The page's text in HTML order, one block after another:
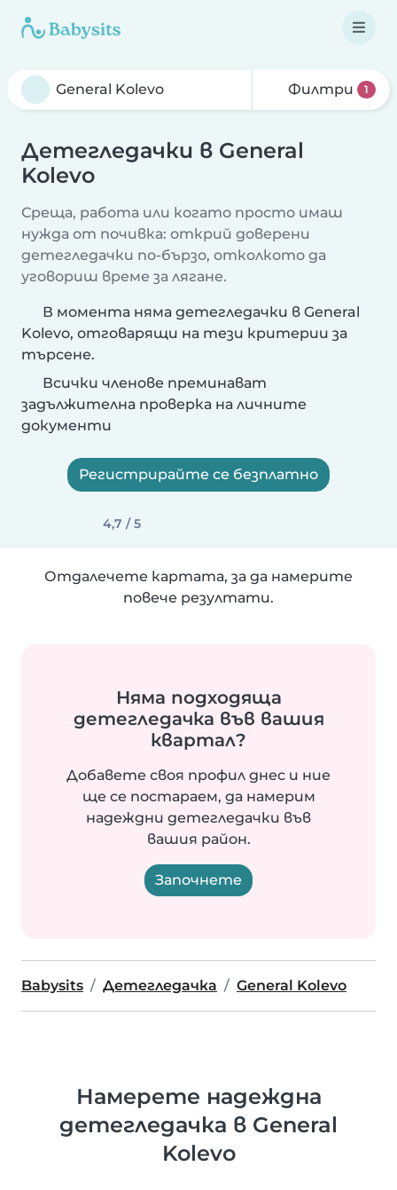
Филтри 1
Детегледачки в General
Kolevo
Среща, работа или когато просто имаш
нужда от почивка: открий доверени
детегледачки по-бързо, отколкото да
уговориш време за лягане.
В момента няма детегледачки в General
Kolevo, отговарящи на тези критерии за
търсене.
Всички членове преминават
задължителна проверка на личните
документи
Регистрирайте се безплатно
4,7 / 5
Отдалечете картата, за да намерите
повече резултати.
Няма подходяща
детегледачка във вашия
квартал?
Добавете своя профил днес и ние
ще се постараем, да намерим
надеждни детегледачки във
вашия район.
Започнете
Babysits Детегледачка General Kolevo
Намерете надеждна
детегледачка в General
Kolevo